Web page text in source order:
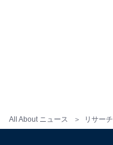
All About ニュース リサーチ